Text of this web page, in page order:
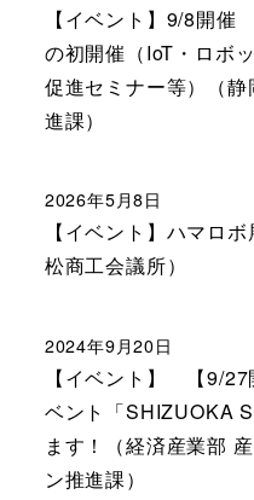
【イベント】9/8開
の初開催（IoT・ロボ
促進セミナー等）（
進課）
【イベント】ハマロ
松商工会議所）
2026年5月8日
【イベント】 【9/27
ベント「SHIZUOKA
ます！（経済産業部
ン推進課）
2024年9月20日